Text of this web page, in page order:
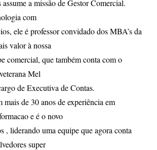
a missão de Gestor Comercial.
com
ele é professor convidado dos MBA’s da
valor à nossa
comercial, que também conta com o
Mel
de Executiva de Contas.
mais de 30 anos de experiência em
e é o novo
, liderando uma equipe que agora conta
super